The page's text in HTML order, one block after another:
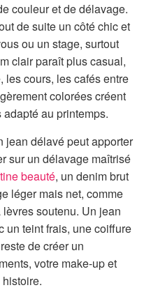
couleur et de délavage.
de suite un côté chic et
ou un stage, surtout
clair paraît plus casual,
les cours, les cafés entre
colorées créent
au printemps.
jean délavé peut apporter
sur un délavage maîtrisé
beauté, un denim brut
léger mais net, comme
soutenu. Un jean
un teint frais, une coiffure
de créer un
votre make-up et